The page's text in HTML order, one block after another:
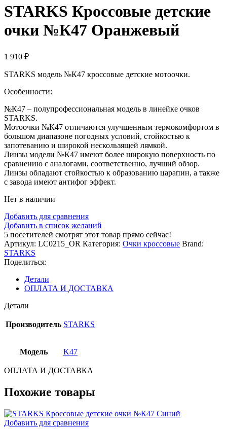
STARKS Кроссовые детские
очки №К47 Оранжевый
1 910 ₽
STARKS модель №К47 кроссовые детские мотоочки.
Особенности:
№К47 – полупрофессиональная модель в линейке очков
STARKS.
Мотоочки №К47 отличаются улучшенным термокомфортом в
большом диапазоне погодных условий, стойкостью к
запотеванию и широкой нескользящей лямкой.
Линзы модели №К47 имеют более широкую поверхность по
сравнению с аналогами, соответственно, лучший обзор.
Линзы обладают стойкостью к образованию царапин, а также
с завода имеют антифог эффект.
Нет в наличии
Добавить для сравнения
Добавить в список желаний
5 посетителей смотрят этот товар прямо сейчас!
Артикул: LC0215_OR Категория: Очки кроссовые Brand:
STARKS
Поделиться:
Детали
ОПЛАТА И ДОСТАВКА
Детали
Производитель STARKS
Модель K47
ОПЛАТА И ДОСТАВКА
Похожие товары
Добавить для сравнения